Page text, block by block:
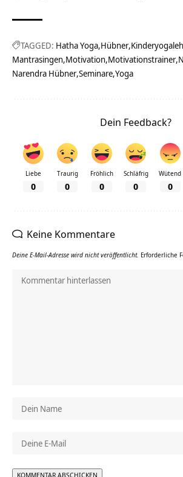
TAGGED: Hatha Yoga Hübner
Mantrasingen Motivation Motivationstrainer
Narendra Hübner Seminare Yoga
Dein Feedback?
Liebe
0
Traurig
0
Fröhlich
0
Schläfrig
0
Wütend
0
Keine Kommentare
Deine E-Mail-Adresse wird nicht veröffentlicht. Erforderliche